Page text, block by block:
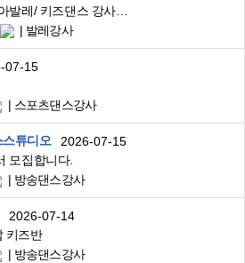
[서울지역] 유아발레/ 키즈댄스 강사님 모집합니다 (2월출강 가능)
발레강사
07-15
스포츠댄스강사
스튜디오
2026-07-15
모집합니다.
방송댄스강사
2026-07-14
키즈반
방송댄스강사